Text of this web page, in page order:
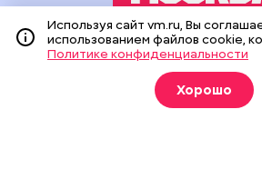
Издание создано при финансовой
средств массовой информации и
На сайте применяются
(информационные технологии
на основе сбора, систематизации и
Используя сайт vm.ru, Вы
использованием файлов cookie,
Политике конфиденциальности
Хорошо